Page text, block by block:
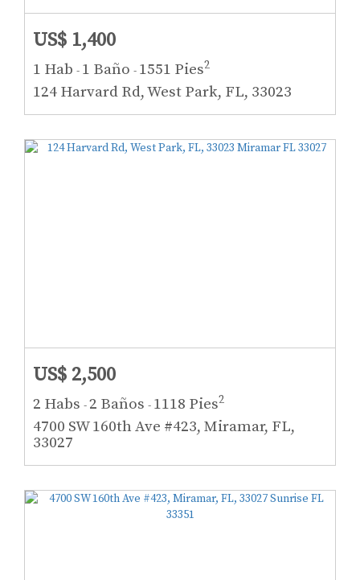
US$ 1,400
1 Hab - 1 Baño - 1551 Pies2
124 Harvard Rd, West Park, FL, 33023
US$ 2,500
2 Habs -2 Baños - 1118 Pies2
4700 SW 160th Ave #423, Miramar, FL,
33027